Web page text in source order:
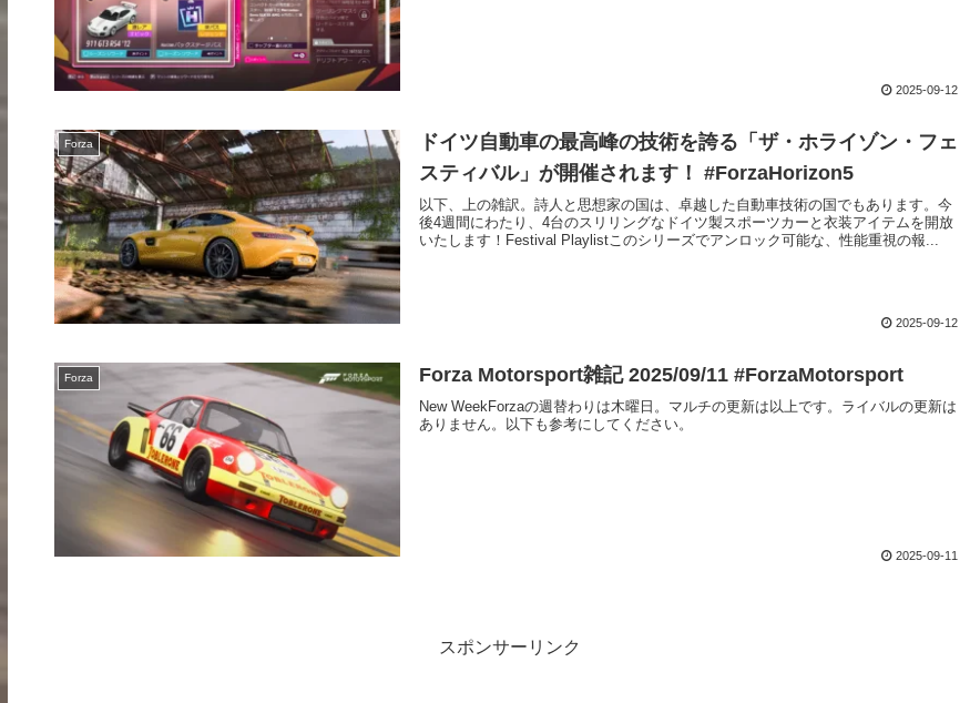
2025-09-12
Forza
ドイツ自動車の最高峰の技術を誇る「ザ・ホライゾン・フェ
スティバル」が開催されます！ #ForzaHorizon5
以下、上の雑訳。詩人と思想家の国は、卓越した自動車技術の国でもあります。今
後4週間にわたり、4台のスリリングなドイツ製スポーツカーと衣装アイテムを開放
いたします！Festival Playlistこのシリーズでアンロック可能な、性能重視の報...
2025-09-12
Forza Forza Motorsport雑記 2025/09/11 #ForzaMotorsport
New WeekForzaの週替わりは木曜日。マルチの更新は以上です。ライバルの更新は
ありません。以下も参考にしてください。
2025-09-11
スポンサーリンク